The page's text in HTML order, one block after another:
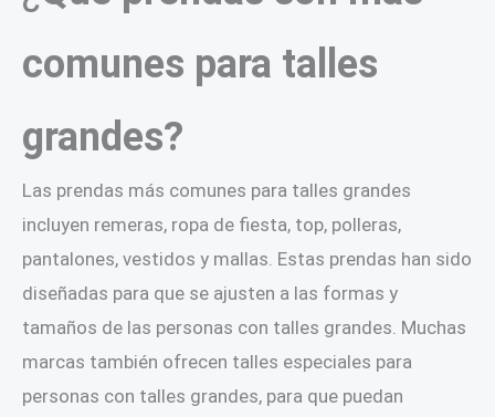
comunes para talles
grandes?
Las prendas más comunes para talles grandes
incluyen remeras, ropa de fiesta, top, polleras,
pantalones, vestidos y mallas. Estas prendas han sido
diseñadas para que se ajusten a las formas y
tamaños de las personas con talles grandes. Muchas
marcas también ofrecen talles especiales para
personas con talles grandes, para que puedan